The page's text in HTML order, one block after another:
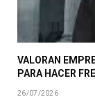
VALORAN
PARA HACER
26/07/2026